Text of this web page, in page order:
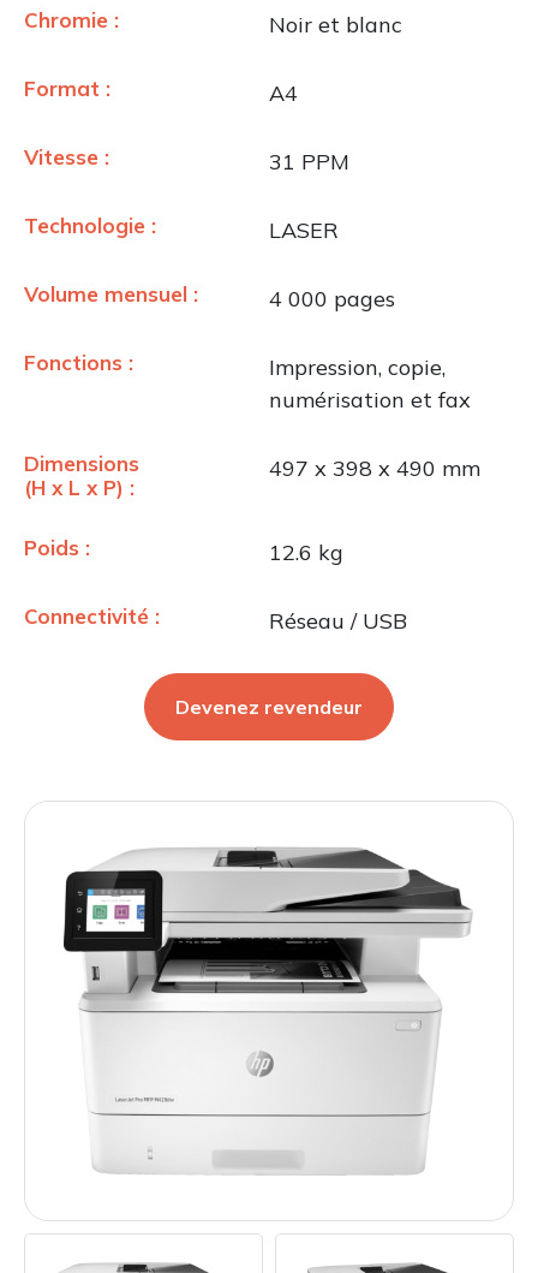
Chromie : Noir et blanc
Format : A4
Vitesse : 31 PPM
Technologie : LASER
Volume mensuel : 4 000 pages
Fonctions :
Impression, copie,
numérisation et fax
Dimensions
(H x L x P) :
497 x 398 x 490 mm
Poids : 12.6 kg
Connectivité : Réseau / USB
Devenez revendeur